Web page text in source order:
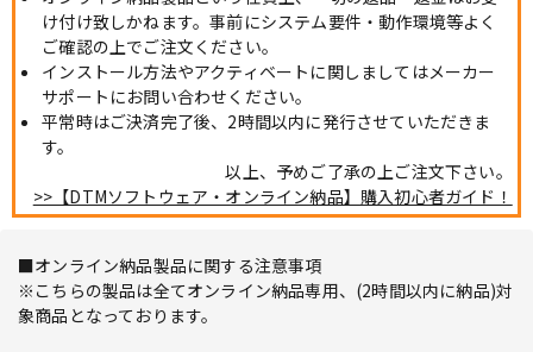
け付け致しかねます。事前にシステム要件・動作環境等よく
ご確認の上でご注文ください。
インストール方法やアクティベートに関しましてはメーカー
サポートにお問い合わせください。
平常時はご決済完了後、2時間以内に発行させていただきま
す。
以上、予めご了承の上ご注文下さい。
>>【DTMソフトウェア・オンライン納品】購入初心者ガイド！
■オンライン納品製品に関する注意事項
※こちらの製品は全てオンライン納品専用、(2時間以内に納品)対
象商品となっております。